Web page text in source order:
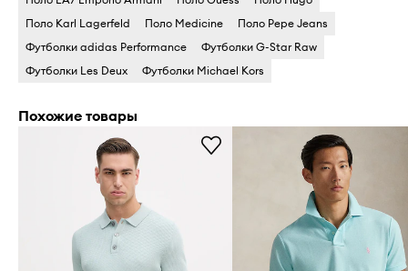
Поло Karl Lagerfeld
Поло Medicine
Поло Pepe Jeans
Футболки adidas Performance
Футболки G-Star Raw
Футболки Les Deux
Футболки Michael Kors
Похожие товары